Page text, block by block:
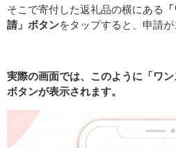
そこで寄付した返礼品の横にある
請」ボタンをタップすると、申請が
実際の画面では、このように「ワン
ボタンが表示されます。